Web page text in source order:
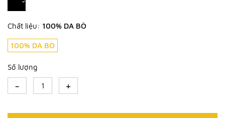
Chất liệu: 100% DA BÒ
100% DA BÒ
Số lượng
- +